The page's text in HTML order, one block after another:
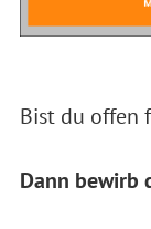
Bist du offen
Dann bewirb